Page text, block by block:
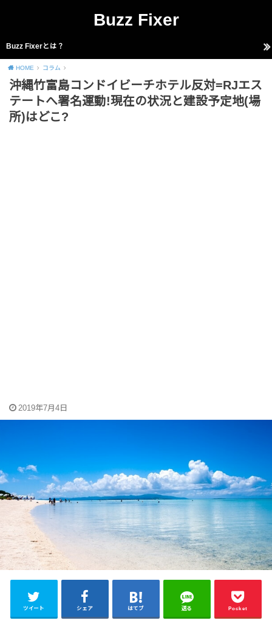
Buzz Fixer
Buzz Fixerとは？
HOME コラム
沖縄竹富島コンドイビーチホテル反対=RJエス
テートへ署名運動!現在の状況と建設予定地(場
所)はどこ?
2019年7月4日
ツイート シェア はてブ 送る Pocket